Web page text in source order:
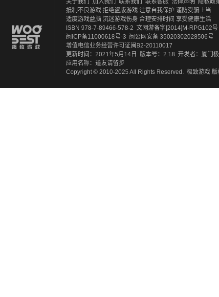
关于我们 加入我们 联系我们 联系客服 法律声明
隐私政
抵制不良游戏 拒绝盗版游戏 注意自我保护 谨防受骗上当
适度游戏益脑 沉迷游戏伤身 合理安排时间 享受健康生活
ISBN 978-7-89466-578-2 文网游备字[2014]M-RPG102号
闽ICP备11000618号-3 闽公网安备 35020302028506号
增值电信业务经营许可证闽B2-20110017
更新时间：2021年5月14日
版本号：2.18 开发者：厦门
应用名称：道友请留步
Copyright © 2010-2025 All Rights Reserved. 极致游戏 版